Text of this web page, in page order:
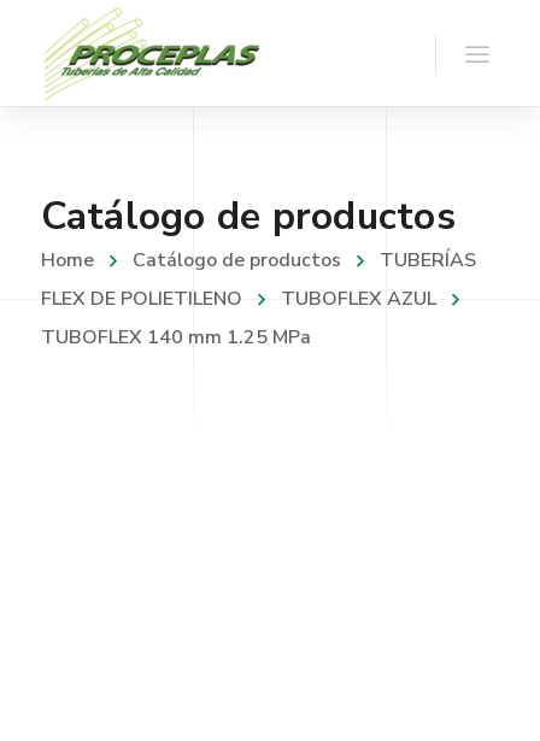
Catálogo de productos
Home Catálogo de productos
TUBERÍAS
FLEX DE POLIETILENO
TUBOFLEX AZUL
TUBOFLEX 140 mm 1.25 MPa